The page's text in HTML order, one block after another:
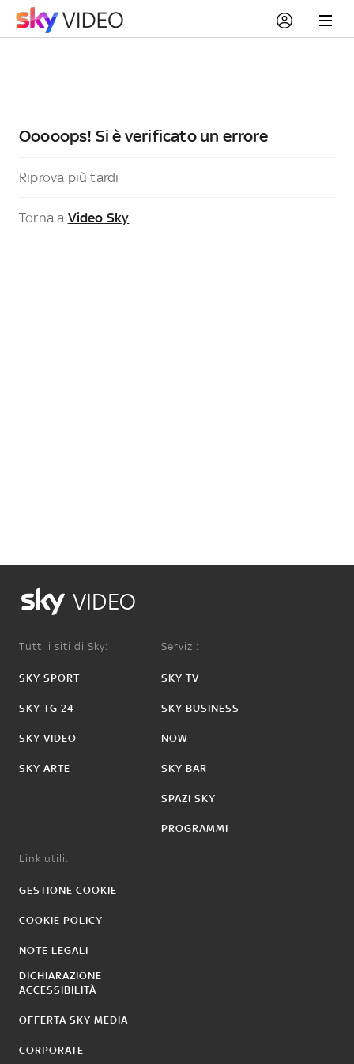
Ooooops! Si è verificato un errore
Riprova più tardi
Torna a Video Sky
VIDEO
Tutti i siti di Sky:
SKY SPORT
SKY TG 24
SKY VIDEO
SKY ARTE
Servizi:
SKY TV
SKY BUSINESS
NOW
SKY BAR
SPAZI SKY
PROGRAMMI
Link utili:
GESTIONE COOKIE
COOKIE POLICY
NOTE LEGALI
DICHIARAZIONE
ACCESSIBILITÀ
OFFERTA SKY MEDIA
CORPORATE